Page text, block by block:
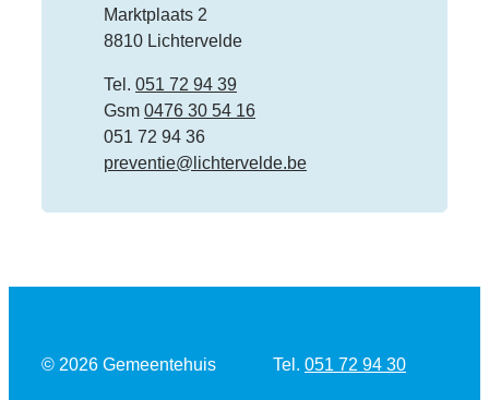
AdresMarktplaats 2
,8810 Lichtervelde
051 72 94 39
0476 30 54 16
051 72 94 36
E-mailpreventie@ lichtervelde.be
© 2026 Gemeentehuis 051 72 94 30